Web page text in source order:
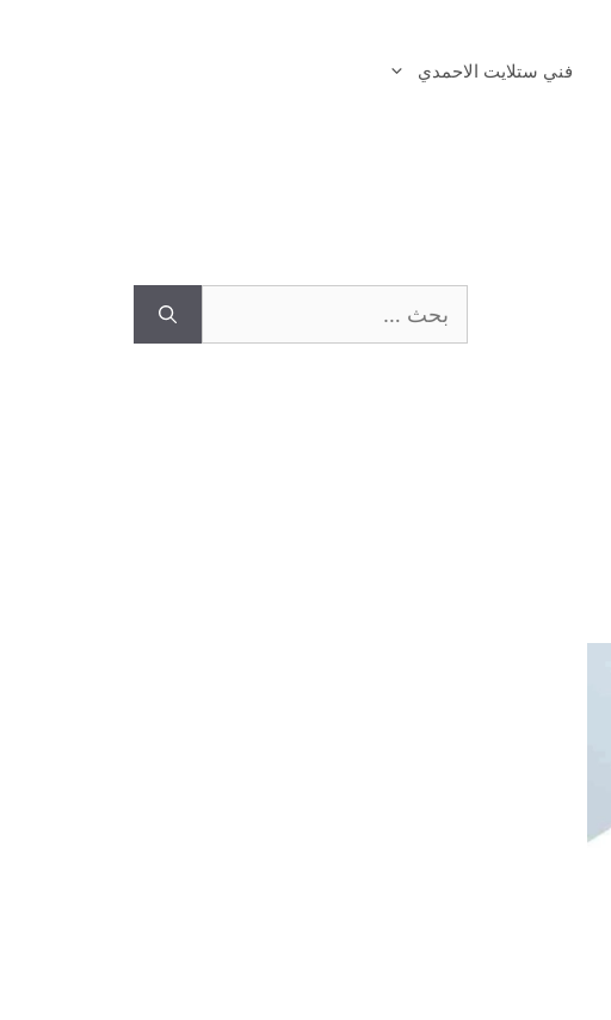
فني ستلايت الاحمدي
عن: